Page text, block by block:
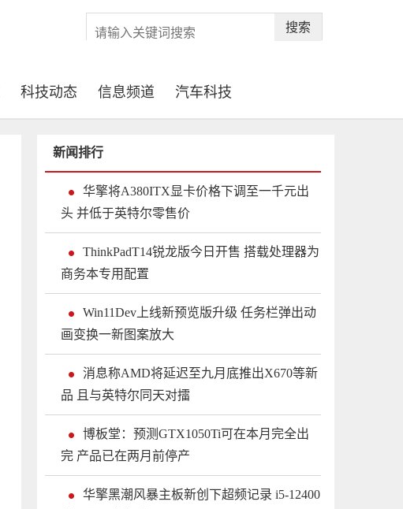
搜索
科技动态 信息频道 汽车科技
新闻排行
华擎将A380ITX显卡价格下调至一千元出
头 并低于英特尔零售价
ThinkPadT14锐龙版今日开售 搭载处理器为
商务本专用配置
Win11Dev上线新预览版升级 任务栏弹出动
画变换一新图案放大
消息称AMD将延迟至九月底推出X670等新
品 且与英特尔同天对擂
博板堂：预测GTX1050Ti可在本月完全出
完 产品已在两月前停产
华擎黑潮风暴主板新创下超频记录 i5-12400